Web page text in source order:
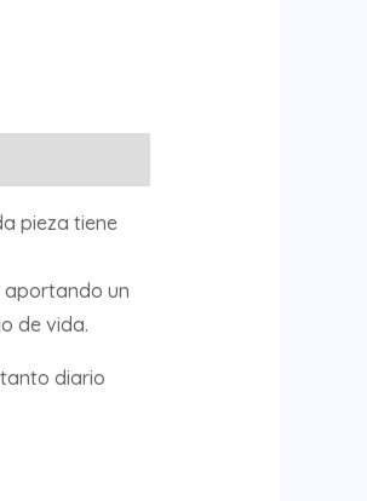
pieza tiene
aportando un
de vida.
diario